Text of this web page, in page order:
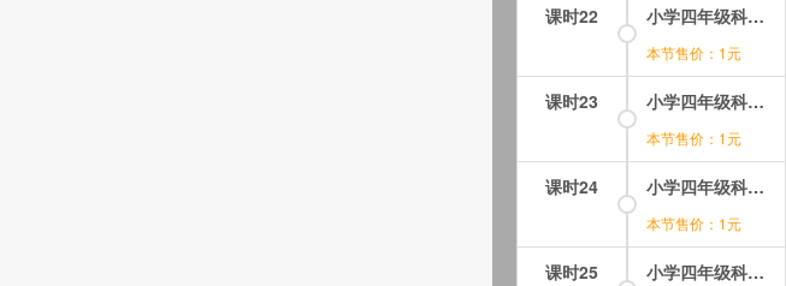
课时22 小学四年级科学课视频教程-上册-22.溶解的快与慢？.mp4
本节售价：1元
课时23 小学四年级科学课视频教程-上册-23.食盐能全部溶解吗？.mp4
本节售价：1元
课时24 小学四年级科学课视频教程-上册-24.溶解的食盐能还原吗.mp4
本节售价：1元
课时25 小学四年级科学课视频教程-上册-25.消失的白色粉末.mp4